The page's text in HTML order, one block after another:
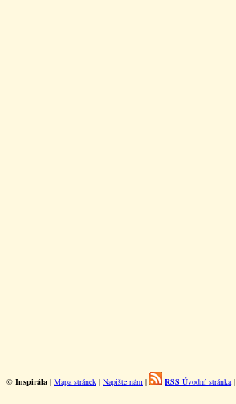
© Inspirála | Mapa stránek | Napište nám | RSS Úvodní stránka|